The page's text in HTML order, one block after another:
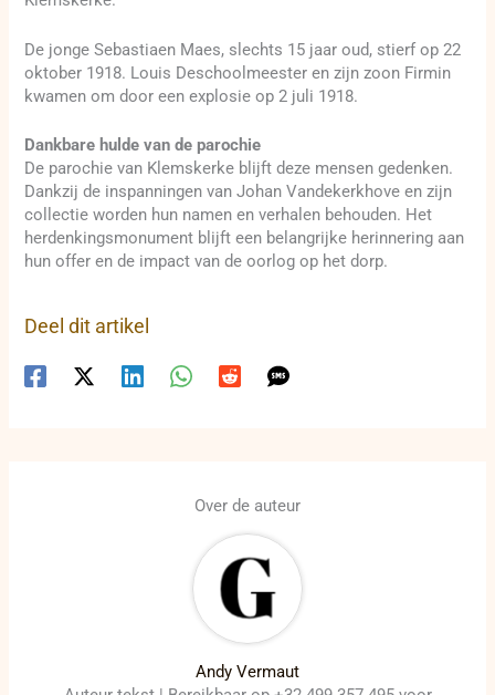
De jonge Sebastiaen Maes, slechts 15 jaar oud, stierf op 22
oktober 1918. Louis Deschoolmeester en zijn zoon Firmin
kwamen om door een explosie op 2 juli 1918.
Dankbare hulde van de parochie
De parochie van Klemskerke blijft deze mensen gedenken.
Dankzij de inspanningen van Johan Vandekerkhove en zijn
collectie worden hun namen en verhalen behouden. Het
herdenkingsmonument blijft een belangrijke herinnering aan
hun offer en de impact van de oorlog op het dorp.
Deel dit artikel
Over de auteur
Andy Vermaut